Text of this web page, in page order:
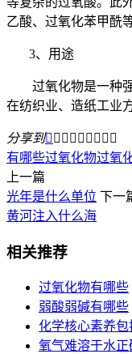
乙酸、过氧化苯甲酰等
3、用途
过氧化物是一种强
在纺织业、造纸工业
分享到        
有哪些过氧化物过氧
上一篇
光年是什么单位 下一
黄河注入什么海
相关推荐
过氧化物有哪些
弱酸弱碱有哪些
化学核心素养
氧气难溶于水正